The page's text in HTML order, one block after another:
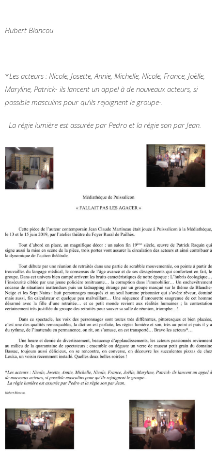
Hubert Blancou
*Les acteurs : Nicole, Josette, Annie, Michelle, Nicole, France, Joëlle,
Maryline, Patrick- ils lancent un appel à de nouveaux acteurs, si
possible masculins pour qu’ils rejoignent le groupe-.
La régie lumière est assurée par Pedro et la régie son par Jean.